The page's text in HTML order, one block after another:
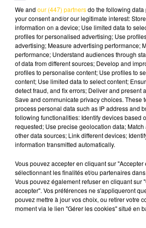
Lecture (4 min 6 sec)
23 mai 2025 - 4 min 6 sec
L'INFO DU LOT À CAHORS
À 07H00
L'info du Lot à Cahors
We and our (447) partnersdo the following
your consent and/or our legitimate interest:
information on a device; Use limited data to
profiles for personalised advertising; Use
advertising; Measure advertising performance;
performance; Understand audiences through
of data from different sources; Develop and
profiles to personalise content; Use profiles to
content; Use limited data to select content;
detect fraud, and fix errors; Deliver and present
Save and communicate privacy choices. These
process personal data such as IP address and
following functionalities: Identify devices based
requested; Use precise geolocation data;
other data sources; Link different devices;
information transmitted automatically.
Vous pouvez accepter en cliquant sur "Accepter
sélectionnant les finalités et/ou partenaires
Vous pouvez également refuser en cliquant sur
accepter". Vos préférences ne s'appliqueront
pouvez mettre à jour vos choix, ou retirer votre
moment via le lien "Gérer les cookies" situé en